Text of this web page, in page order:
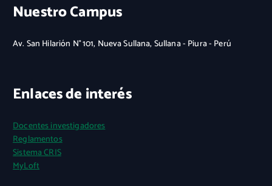
Nuestro Campus
Av. San Hilarión N° 101, Nueva Sullana, Sullana - Piura - Perú
Enlaces de interés
Docentes investigadores
Reglamentos
Sistema CRIS
MyLoft